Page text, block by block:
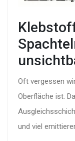
Oft vergessen
Oberfläche ist.
und viel